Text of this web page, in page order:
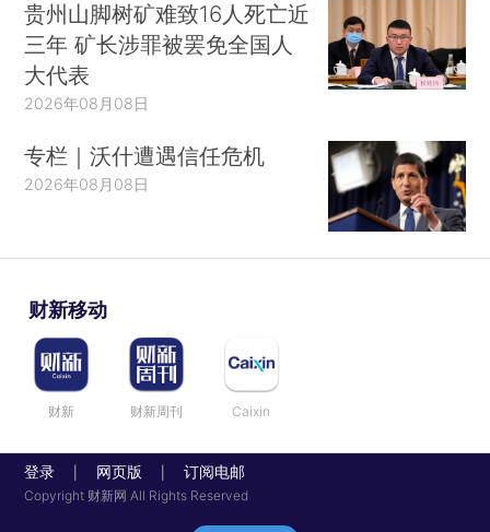
贵州山脚树矿难致16人死亡近
三年 矿长涉罪被罢免全国人
大代表
2026年08月08日
专栏｜沃什遭遇信任危机
2026年08月08日
财新移动
财新 财新周刊 Caixin
登录 网页版 订阅电邮
Copyright 财新网 All Rights Reserved